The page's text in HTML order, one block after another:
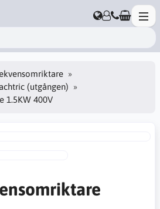
(utgången)
1.5KW 400V